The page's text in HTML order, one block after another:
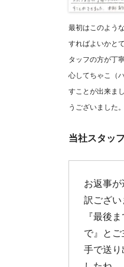
最初はこのよう
すればよいかと
タッフの方が丁
心してちゃこ（
すことが出来ま
うございました。
当社スタッ
お返事が
訳ござい
『最後
で』と
手で送り